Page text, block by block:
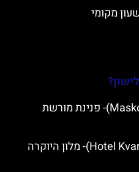
מקומי
מסקוביצה האן (Maskovica Han)- פנינת מורשת
מלון קוורנר באופטייה (Hotel Kvarner)- מלון היוקרה